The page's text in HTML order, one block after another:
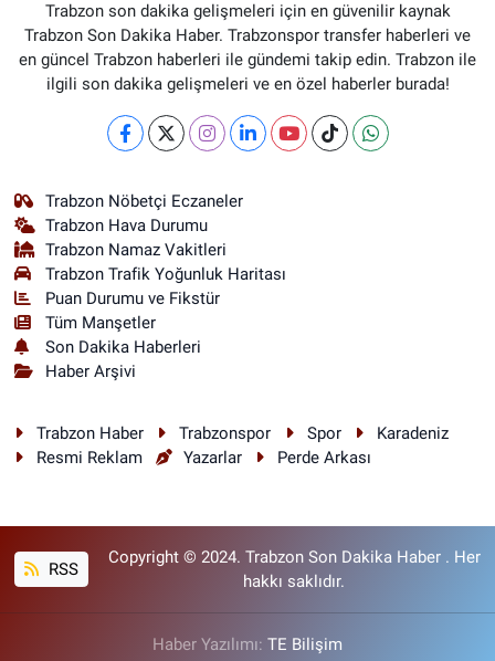
Trabzon son dakika gelişmeleri için en güvenilir kaynak
Trabzon Son Dakika Haber. Trabzonspor transfer haberleri ve
en güncel Trabzon haberleri ile gündemi takip edin. Trabzon ile
ilgili son dakika gelişmeleri ve en özel haberler burada!
Trabzon Nöbetçi Eczaneler
Trabzon Hava Durumu
Trabzon Namaz Vakitleri
Trabzon Trafik Yoğunluk Haritası
Puan Durumu ve Fikstür
Tüm Manşetler
Son Dakika Haberleri
Haber Arşivi
Trabzon Haber Trabzonspor Spor
Karadeniz
Resmi Reklam
Yazarlar Perde Arkası
RSS
Copyright © 2024. Trabzon Son Dakika Haber . Her
hakkı saklıdır.
Haber Yazılımı: TE Bilişim